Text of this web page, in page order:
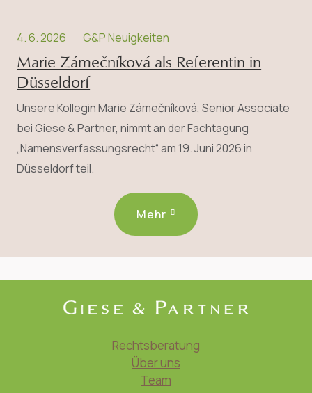
4. 6. 2026 G&P Neuigkeiten
Marie Zámečníková als Referentin in
Düsseldorf
Unsere Kollegin Marie Zámečníková, Senior Associate
bei Giese & Partner, nimmt an der Fachtagung
„Namensverfassungsrecht“ am 19. Juni 2026 in
Düsseldorf teil.
Mehr
Rechtsberatung
Über uns
Team